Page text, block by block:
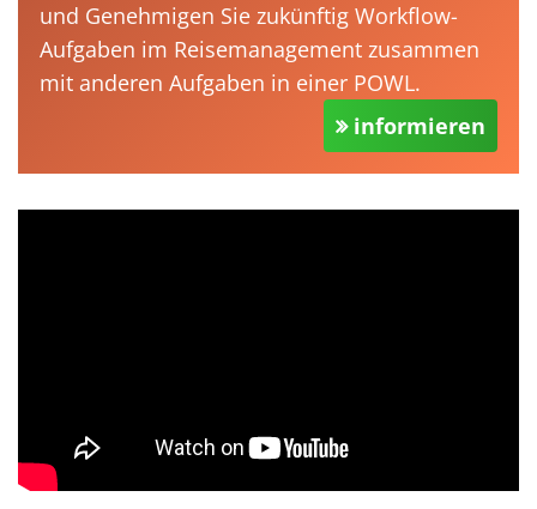
und Genehmigen Sie zukünftig Workflow-
Aufgaben im Reisemanagement zusammen
mit anderen Aufgaben in einer POWL.
informieren